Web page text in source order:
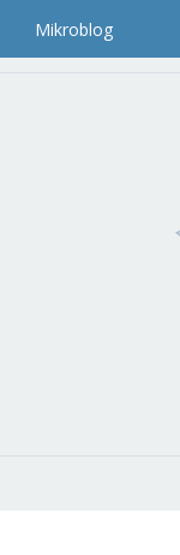
Mikroblog